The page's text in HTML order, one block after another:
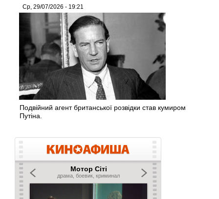
Ср, 29/07/2026 - 19:21
Подвійний агент британської розвідки став кумиром
Путіна.